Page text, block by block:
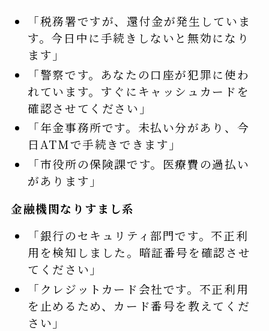
「税務署ですが、還付金が発生していま
す。今日中に手続きしないと無効になり
ます」
「警察です。あなたの口座が犯罪に使わ
れています。すぐにキャッシュカードを
確認させてください」
「年金事務所です。未払い分があり、今
日ATMで手続きできます」
「市役所の保険課です。医療費の過払い
があります」
金融機関なりすまし系
「銀行のセキュリティ部門です。不正利
用を検知しました。暗証番号を確認させ
てください」
「クレジットカード会社です。不正利用
を止めるため、カード番号を教えてくだ
さい」